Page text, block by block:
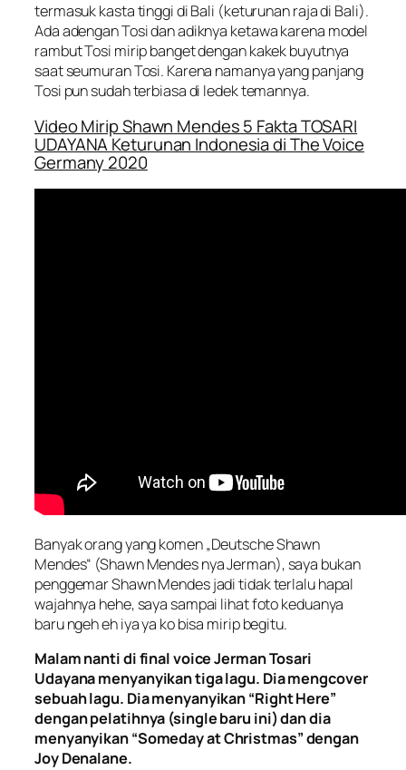
termasuk kasta tinggi di Bali (keturunan raja di Bali).
Ada adengan Tosi dan adiknya ketawa karena model
rambut Tosi mirip banget dengan kakek buyutnya
saat seumuran Tosi. Karena namanya yang panjang
Tosi pun sudah terbiasa di ledek temannya.
Video Mirip Shawn Mendes 5 Fakta TOSARI
UDAYANA Keturunan Indonesia di The Voice
Germany 2020
Banyak orang yang komen „Deutsche Shawn
Mendes“ (Shawn Mendes nya Jerman), saya bukan
penggemar Shawn Mendes jadi tidak terlalu hapal
wajahnya hehe, saya sampai lihat foto keduanya
baru ngeh eh iya ya ko bisa mirip begitu.
Malam nanti di final voice Jerman Tosari
Udayana menyanyikan tiga lagu. Dia mengcover
sebuah lagu. Dia menyanyikan “Right Here”
dengan pelatihnya (single baru ini) dan dia
menyanyikan “Someday at Christmas” dengan
Joy Denalane.